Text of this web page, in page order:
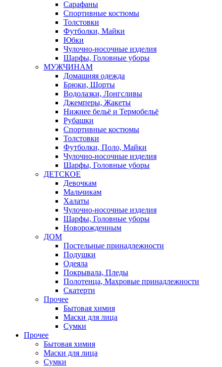
Сарафаны
Спортивные костюмы
Толстовки
Футболки, Майки
Юбки
Чулочно-носочные изделия
Шарфы, Головные уборы
МУЖЧИНАМ
Домашняя одежда
Брюки, Шорты
Водолазки, Лонгсливы
Джемперы, Жакеты
Нижнее бельё и Термобельё
Рубашки
Спортивные костюмы
Толстовки
Футболки, Поло, Майки
Чулочно-носочные изделия
Шарфы, Головные уборы
ДЕТСКОЕ
Девочкам
Мальчикам
Халаты
Чулочно-носочные изделия
Шарфы, Головные уборы
Новорожденным
ДОМ
Постельные принадлежности
Подушки
Одеяла
Покрывала, Пледы
Полотенца, Махровые принадлежности
Скатерти
Прочее
Бытовая химия
Маски для лица
Сумки
Прочее
Бытовая химия
Маски для лица
Сумки